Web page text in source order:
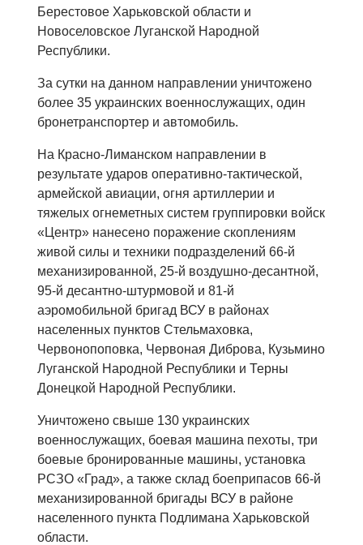
Берестовое Харьковской области и
Новоселовское Луганской Народной
Республики.
За сутки на данном направлении уничтожено
более 35 украинских военнослужащих, один
бронетранспортер и автомобиль.
На Красно-Лиманском направлении в
результате ударов оперативно-тактической,
армейской авиации, огня артиллерии и
тяжелых огнеметных систем группировки войск
«Центр» нанесено поражение скоплениям
живой силы и техники подразделений 66-й
механизированной, 25-й воздушно-десантной,
95-й десантно-штурмовой и 81-й
аэромобильной бригад ВСУ в районах
населенных пунктов Стельмаховка,
Червонопоповка, Червоная Диброва, Кузьмино
Луганской Народной Республики и Терны
Донецкой Народной Республики.
Уничтожено свыше 130 украинских
военнослужащих, боевая машина пехоты, три
боевые бронированные машины, установка
РСЗО «Град», а также склад боеприпасов 66-й
механизированной бригады ВСУ в районе
населенного пункта Подлимана Харьковской
области.